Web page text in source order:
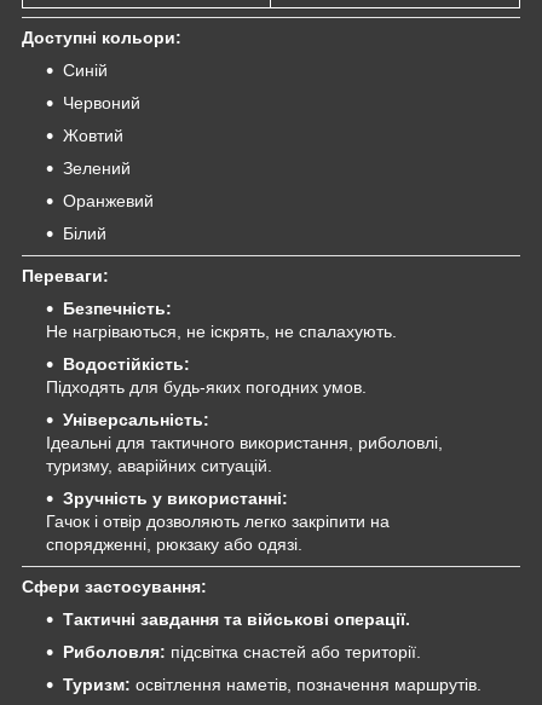
Доступні кольори:
Синій
Червоний
Жовтий
Зелений
Оранжевий
Білий
Переваги:
Безпечність:
Не нагріваються, не іскрять, не спалахують.
Водостійкість:
Підходять для будь-яких погодних умов.
Універсальність:
Ідеальні для тактичного використання, риболовлі,
туризму, аварійних ситуацій.
Зручність у використанні:
Гачок і отвір дозволяють легко закріпити на
спорядженні, рюкзаку або одязі.
Сфери застосування:
Тактичні завдання та військові операції.
Риболовля: підсвітка снастей або території.
Туризм: освітлення наметів, позначення маршрутів.